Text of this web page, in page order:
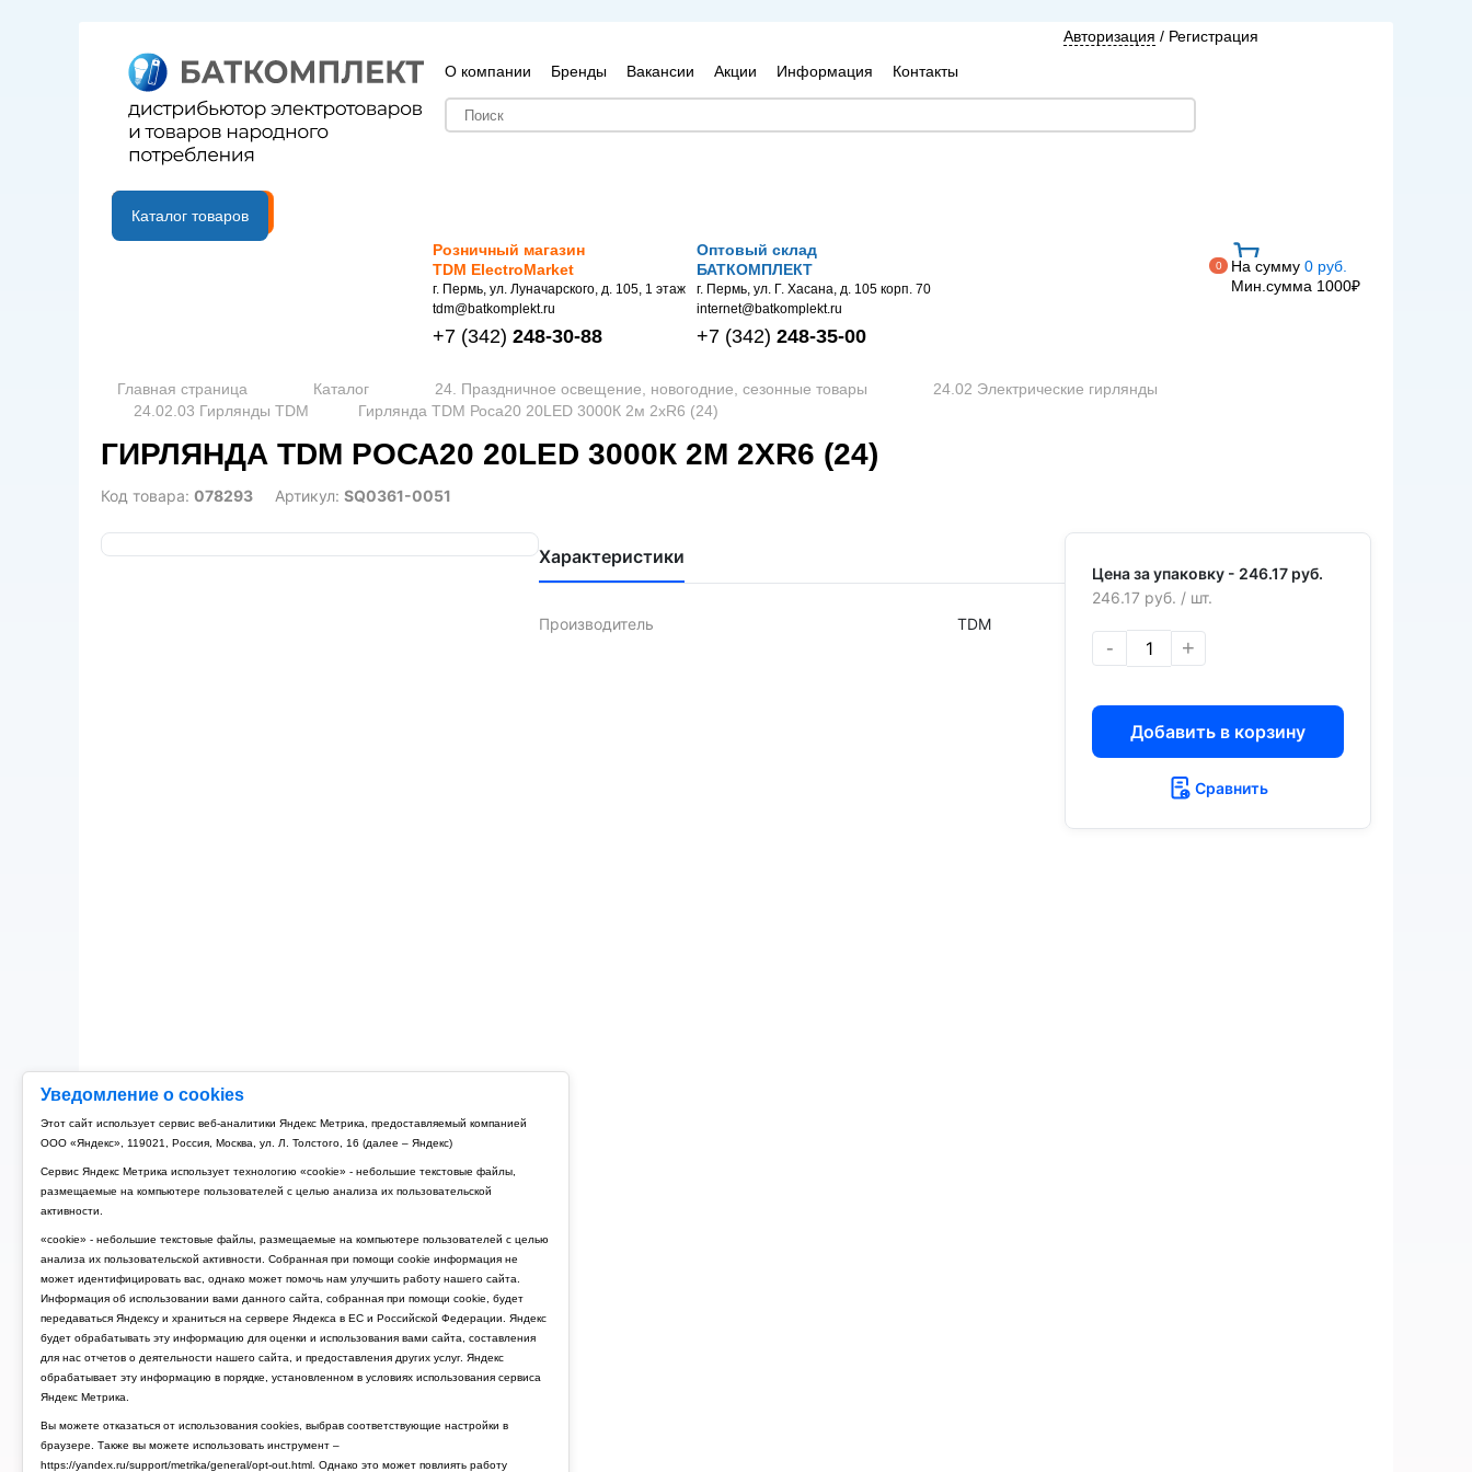
Уведомление о cookies
Этот сайт использует сервис веб-аналитики Яндекс Метрика, предоставляемый компанией
ООО «Яндекс», 119021, Россия, Москва, ул. Л. Толстого, 16 (далее – Яндекс)
Сервис Яндекс Метрика использует технологию «cookie» - небольшие текстовые файлы,
размещаемые на компьютере пользователей с целью анализа их пользовательской
активности.
«cookie» - небольшие текстовые файлы, размещаемые на компьютере пользователей с целью
анализа их пользовательской активности. Собранная при помощи cookie информация не
может идентифицировать вас, однако может помочь нам улучшить работу нашего сайта.
Информация об использовании вами данного сайта, собранная при помощи cookie, будет
передаваться Яндексу и храниться на сервере Яндекса в ЕС и Российской Федерации. Яндекс
будет обрабатывать эту информацию для оценки и использования вами сайта, составления
для нас отчетов о деятельности нашего сайта, и предоставления других услуг. Яндекс
обрабатывает эту информацию в порядке, установленном в условиях использования сервиса
Яндекс Метрика.
Вы можете отказаться от использования cookies, выбрав соответствующие настройки в
браузере. Также вы можете использовать инструмент –
https://yandex.ru/support/metrika/general/opt-out.html. Однако это может повлиять работу
О компании Бренды Вакансии Акции Информация Контакты
Авторизация / Регистрация
B2B портал
Каталог товаров
Розничный магазин
TDM ElectroMarket
г. Пермь, ул. Луначарского, д. 105, 1 этаж
tdm@batkomplekt.ru
+7 (342) 248-30-88
Оптовый склад
БАТКОМПЛЕКТ
г. Пермь, ул. Г. Хасана, д. 105 корп. 70
internet@batkomplekt.ru
+7 (342) 248-35-00
0 На сумму 0 руб.
Мин.сумма 1000₽
Главная страница Каталог 24. Праздничное освещение, новогодние, сезонные товары
24.02 Электрические гирлянды
24.02.03 Гирлянды TDM
Гирлянда TDM Роса20 20LED 3000К 2м 2хR6 (24)
ГИРЛЯНДА TDM РОСА20 20LED 3000К 2М 2ХR6 (24)
Код товара: 078293 Артикул: SQ0361-0051
Характеристики
Производитель TDM
Цена за упаковку - 246.17 руб.
246.17 руб. / шт.
- +
Добавить в корзину
Сравнить